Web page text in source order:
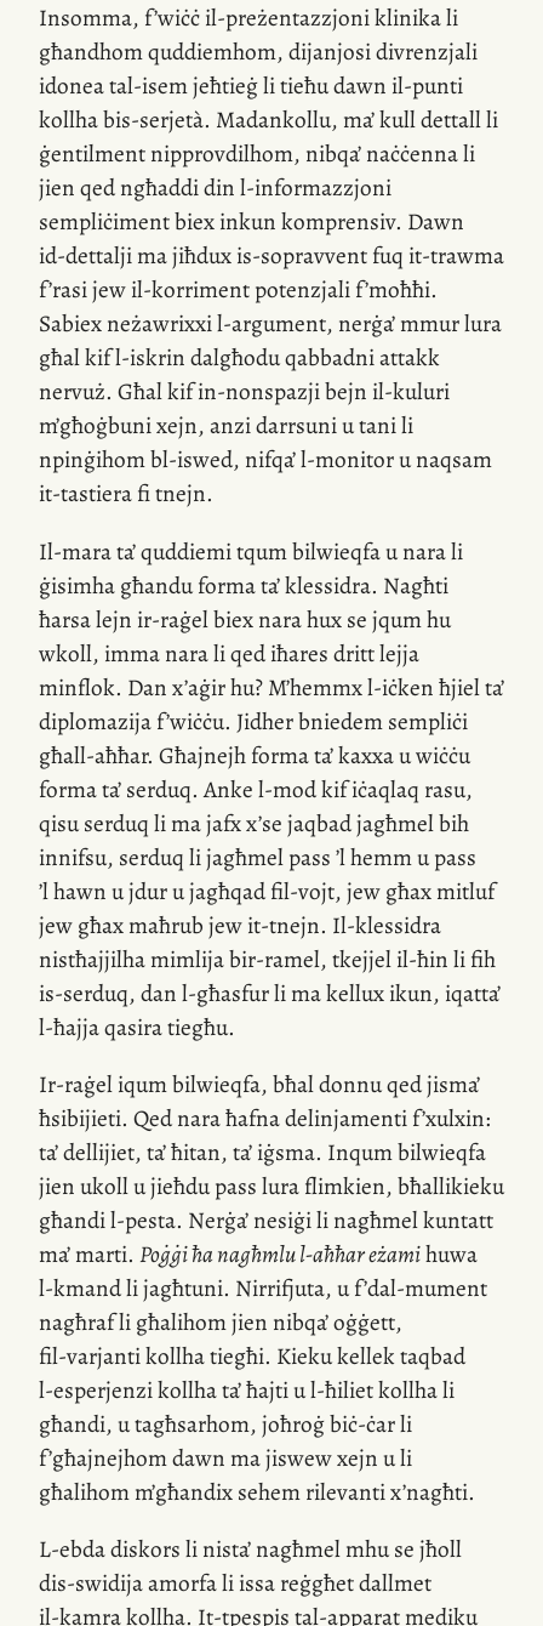
Insomma, f’wiċċil-preżentazzjoniklinika li
għandhom quddiemhom, dijanjosi divrenzjali
idoneatal-isemjeħtieġ li tieħu dawn il-punti
kollhabis-serjetà. Madankollu, ma’ kull dettall li
ġentilment nipprovdilhom, nibqa’ naċċenna li
jien qed ngħaddi dinl-informazzjoni
sempliċiment biex inkun komprensiv. Dawn
id-dettaljima jiħduxis-sopravventfuq it-trawma
f’rasi jewil-korrimentpotenzjali f’moħħi.
Sabiex neżawrixxil-argument, nerġa’ mmur lura
għal kifl-iskrindalgħodu qabbadni attakk
nervuż. Għal kifin-nonspazjibejn il-kuluri
m’għoġbuni xejn, anzi darrsuni u tani li
npinġihombl-iswed, nifqa’l-monitoru naqsam
it-tastierafi tnejn.
Il-marata’ quddiemi tqum bilwieqfa u nara li
ġisimha għandu forma ta’ klessidra. Nagħti
ħarsa lejn ir-raġelbiex nara hux se jqum hu
wkoll, imma nara li qed iħares dritt lejja
minflok. Danx’aġirhu? M’hemmxl-iċkenħjiel ta’
diplomazija f’wiċċu. Jidher bniedem sempliċi
għall-aħħar. Għajnejh forma ta’ kaxxa u wiċċu
forma ta’ serduq. Ankel-modkif iċaqlaq rasu,
qisu serduq li ma jafxx’sejaqbad jagħmel bih
innifsu, serduq li jagħmel pass ’l hemm u pass
’l hawn u jdur u jagħqadfil-vojt, jew għax mitluf
jew għax maħrub jewit-tnejn. Il-klessidra
nistħajjilha mimlijabir-ramel, tkejjelil-ħinli fih
is-serduq, danl-għasfurli ma kellux ikun, iqatta’
l-ħajjaqasira tiegħu.
Ir-raġeliqum bilwieqfa, bħal donnu qed jisma’
ħsibijieti. Qed nara ħafna delinjamenti f’xulxin:
ta’ dellijiet, ta’ ħitan, ta’ iġsma. Inqum bilwieqfa
jien ukoll u jieħdu pass lura flimkien, bħallikieku
għandil-pesta. Nerġa’ nesiġi li nagħmel kuntatt
ma’ marti. Poġġi ħa nagħmlul-aħħareżamihuwa
l-kmandli jagħtuni. Nirrifjuta, u f’dal-mument
nagħraf li għalihom jien nibqa’ oġġett,
fil-varjantikollha tiegħi. Kieku kellek taqbad
l-esperjenzikollha ta’ ħajti ul-ħilietkollha li
għandi, u tagħsarhom, joħroġ biċ-ċar li
f’għajnejhom dawn ma jiswew xejn u li
għalihom m’għandix sehem rilevantix’nagħti.
L-ebdadiskors li nista’ nagħmel mhu se jħoll
dis-swidijaamorfa li issa reġgħet dallmet
il-kamrakollha. It-tpespistal-apparat mediku